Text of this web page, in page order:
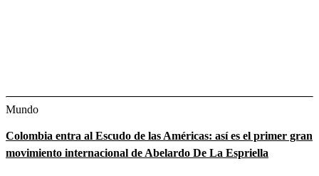
Mundo
Colombia entra al Escudo de las Américas: así es el primer gran
movimiento internacional de Abelardo De La Espriella